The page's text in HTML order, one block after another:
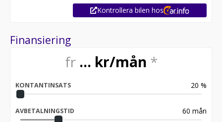
Kontrollera bilen hos
Finansiering
fr ... kr/mån *
KONTANTINSATS 20 %
AVBETALNINGSTID 60 mån